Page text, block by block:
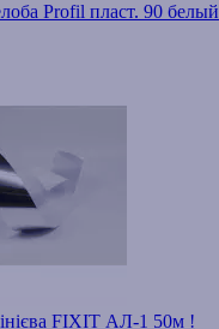
Profil пласт. 90 белый
FIXIT АЛ-1 50м !